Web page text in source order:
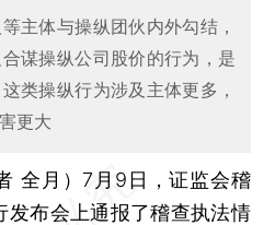
主体与操纵团伙内外勾结，
谋操纵公司股价的行为，是
类操纵行为涉及主体更多，
更大
全月） 7月9日，证监会稽
发布会上通报了稽查执法情